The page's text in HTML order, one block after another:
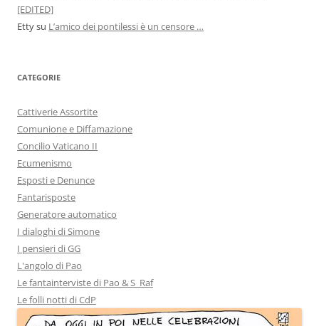
[EDITED]
Ettysu L’amico dei pontilessi è un censore …
CATEGORIE
Cattiverie Assortite
Comunione e Diffamazione
Concilio Vaticano II
Ecumenismo
Esposti e Denunce
Fantarisposte
Generatore automatico
I dialoghi di Simone
I pensieri di GG
L'angolo di Pao
Le fantainterviste di Pao & S_Raf
Le folli notti di CdP